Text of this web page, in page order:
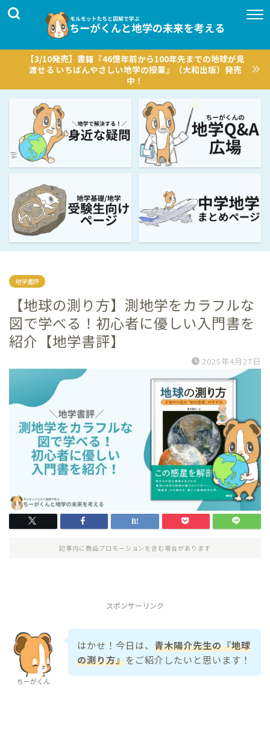
【3/10発売】書籍『46億年前から100年先までの地球が見
渡せる いちばんやさしい地学の授業』（大和出版）発売
中！
地学書評
【地球の測り方】測地学をカラフルな
図で学べる！初心者に優しい入門書を
紹介【地学書評】
2025年4月27日
記事内に商品プロモーションを含む場合があります
スポンサーリンク
ちーがくん
はかせ！今日は、 青木陽介先生の『地球
の測り方』をご紹介したいと思います！